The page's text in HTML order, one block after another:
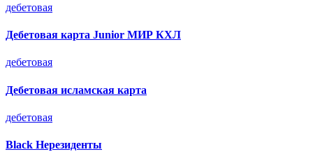
дебетовая
Дебетовая карта Junior МИР КХЛ
дебетовая
Дебетовая исламская карта
дебетовая
Black Нерезиденты